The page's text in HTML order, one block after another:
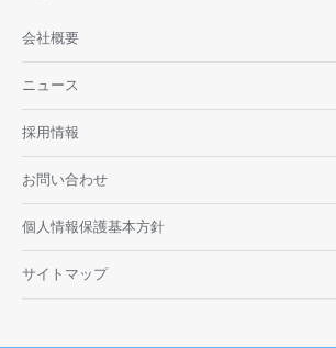
会社概要
ニュース
採用情報
お問い合わせ
個人情報保護基本方針
サイトマップ